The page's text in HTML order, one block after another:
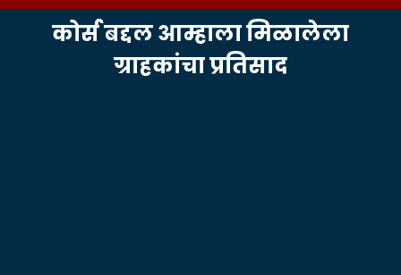
कोर्स बद्दल आम्हाला मिळालेला
ग्राहकांचा प्रतिसाद